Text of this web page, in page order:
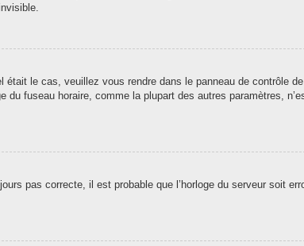
le cas, veuillez vous rendre dans le panneau de contrôle
fuseau horaire, comme la plupart des autres paramètres,
pas correcte, il est probable que l’horloge du serveur soit